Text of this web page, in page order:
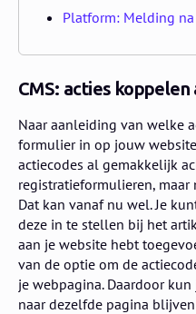
Platform: Melding
CMS: acties
Naar aanleiding van welke
formulier in op jouw
actiecodes al gemakkelijk
registratieformulieren,
Dat kan vanaf nu wel. Je
deze in te stellen bij het
aan je website hebt
van de optie om de
je webpagina. Daardoor
naar dezelfde pagina